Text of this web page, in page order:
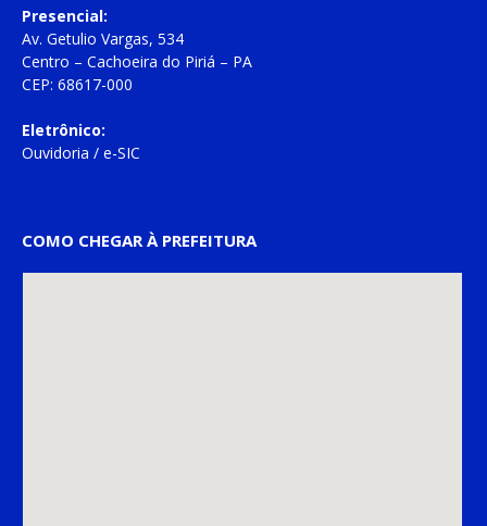
Presencial:
Av. Getulio Vargas, 534
Centro – Cachoeira do Piriá – PA
CEP: 68617-000
Eletrônico:
Ouvidoria / e-SIC
COMO CHEGAR À PREFEITURA